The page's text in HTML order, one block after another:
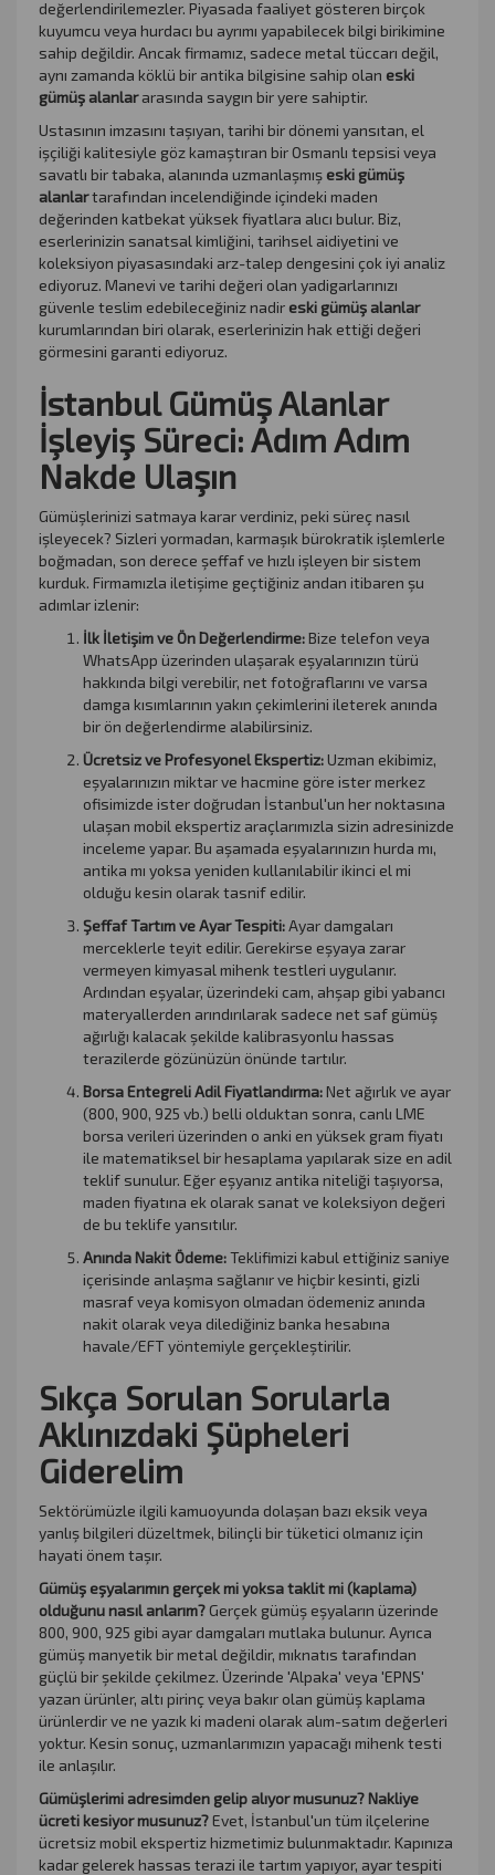
değerlendirilemezler. Piyasada faaliyet gösteren birçok
kuyumcu veya hurdacı bu ayrımı yapabilecek bilgi birikimine
sahip değildir. Ancak firmamız, sadece metal tüccarı değil,
aynı zamanda köklü bir antika bilgisine sahip olan eski
gümüş alanlararasında saygın bir yere sahiptir.
Ustasının imzasını taşıyan, tarihi bir dönemi yansıtan, el
işçiliği kalitesiyle göz kamaştıran bir Osmanlı tepsisi veya
savatlı bir tabaka, alanında uzmanlaşmış eski gümüş
alanlartarafından incelendiğinde içindeki maden
değerinden katbekat yüksek fiyatlara alıcı bulur. Biz,
eserlerinizin sanatsal kimliğini, tarihsel aidiyetini ve
koleksiyon piyasasındaki arz-talep dengesini çok iyi analiz
ediyoruz. Manevi ve tarihi değeri olan yadigarlarınızı
güvenle teslim edebileceğiniz nadir eski gümüş alanlar
kurumlarından biri olarak, eserlerinizin hak ettiği değeri
görmesini garanti ediyoruz.
İstanbul Gümüş Alanlar
İşleyiş Süreci: Adım Adım
Nakde Ulaşın
Gümüşlerinizi satmaya karar verdiniz, peki süreç nasıl
işleyecek? Sizleri yormadan, karmaşık bürokratik işlemlerle
boğmadan, son derece şeffaf ve hızlı işleyen bir sistem
kurduk. Firmamızla iletişime geçtiğiniz andan itibaren şu
adımlar izlenir:
İlk İletişim ve Ön Değerlendirme:Bize telefon veya
WhatsApp üzerinden ulaşarak eşyalarınızın türü
hakkında bilgi verebilir, net fotoğraflarını ve varsa
damga kısımlarının yakın çekimlerini ileterek anında
bir ön değerlendirme alabilirsiniz.
Ücretsiz ve Profesyonel Ekspertiz:Uzman ekibimiz,
eşyalarınızın miktar ve hacmine göre ister merkez
ofisimizde ister doğrudan İstanbul'un her noktasına
ulaşan mobil ekspertiz araçlarımızla sizin adresinizde
inceleme yapar. Bu aşamada eşyalarınızın hurda mı,
antika mı yoksa yeniden kullanılabilir ikinci el mi
olduğu kesin olarak tasnif edilir.
Şeffaf Tartım ve Ayar Tespiti:Ayar damgaları
merceklerle teyit edilir. Gerekirse eşyaya zarar
vermeyen kimyasal mihenk testleri uygulanır.
Ardından eşyalar, üzerindeki cam, ahşap gibi yabancı
materyallerden arındırılarak sadece net saf gümüş
ağırlığı kalacak şekilde kalibrasyonlu hassas
terazilerde gözünüzün önünde tartılır.
Borsa Entegreli Adil Fiyatlandırma:Net ağırlık ve ayar
(800, 900, 925 vb.) belli olduktan sonra, canlı LME
borsa verileri üzerinden o anki en yüksek gram fiyatı
ile matematiksel bir hesaplama yapılarak size en adil
teklif sunulur. Eğer eşyanız antika niteliği taşıyorsa,
maden fiyatına ek olarak sanat ve koleksiyon değeri
de bu teklife yansıtılır.
Anında Nakit Ödeme:Teklifimizi kabul ettiğiniz saniye
içerisinde anlaşma sağlanır ve hiçbir kesinti, gizli
masraf veya komisyon olmadan ödemeniz anında
nakit olarak veya dilediğiniz banka hesabına
havale/EFT yöntemiyle gerçekleştirilir.
Sıkça Sorulan Sorularla
Aklınızdaki Şüpheleri
Giderelim
Sektörümüzle ilgili kamuoyunda dolaşan bazı eksik veya
yanlış bilgileri düzeltmek, bilinçli bir tüketici olmanız için
hayati önem taşır.
Gümüş eşyalarımın gerçek mi yoksa taklit mi (kaplama)
olduğunu nasıl anlarım? Gerçek gümüş eşyaların üzerinde
800, 900, 925 gibi ayar damgaları mutlaka bulunur. Ayrıca
gümüş manyetik bir metal değildir, mıknatıs tarafından
güçlü bir şekilde çekilmez. Üzerinde 'Alpaka' veya 'EPNS'
yazan ürünler, altı pirinç veya bakır olan gümüş kaplama
ürünlerdir ve ne yazık ki madeni olarak alım-satım değerleri
yoktur. Kesin sonuç, uzmanlarımızın yapacağı mihenk testi
ile anlaşılır.
Gümüşlerimi adresimden gelip alıyor musunuz? Nakliye
ücreti kesiyor musunuz?Evet, İstanbul'un tüm ilçelerine
ücretsiz mobil ekspertiz hizmetimiz bulunmaktadır. Kapınıza
kadar gelerek hassas terazi ile tartım yapıyor, ayar tespiti